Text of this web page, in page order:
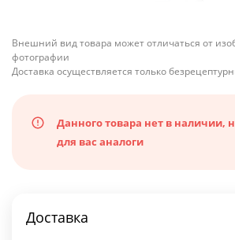
Внешний вид товара может отличаться от
фотографии
Доставка осуществляется только
Данного товара нет в наличии,
для вас аналоги
Доставка